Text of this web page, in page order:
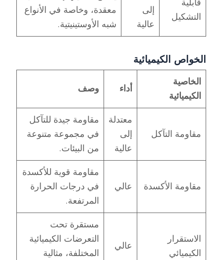
التشكيل
إلى
عالية
معقدة، وخاصة في الأنواع
شبه الأوستينيتية.
الخواص الكيميائية
الخاصية
الكيميائية
أداء وصف
مقاومة التآكل
معتدلة
إلى
عالية
مقاومة جيدة للتآكل
في مجموعة متنوعة
من البيئات.
مقاومة الأكسدة عالي
مقاومة قوية للأكسدة
في درجات الحرارة
المرتفعة.
الاستقرار
الكيميائي
عالي
مستقرة تحت
التعرضات الكيميائية
المختلفة، مثالية